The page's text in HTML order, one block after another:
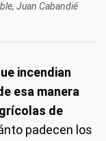
Juan Cabandié
incendian
esa manera
de
padecen los